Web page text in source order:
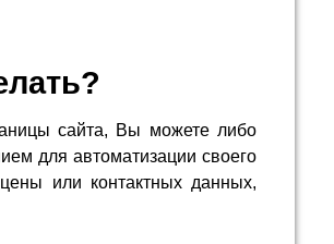
сайта, Вы можете либо
для автоматизации своего
или контактных данных,